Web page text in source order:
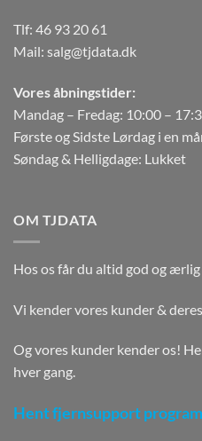
Tlf: 46 93 20 61
Mail: salg@tjdata.dk
Vores åbningstider:
Mandag – Fredag: 10:00 –
Første og Sidste Lørdag i en
Søndag & Helligdage: Lukket
OM TJDATA
Hos os får du altid god og
Vi kender vores kunder &
Og vores kunder kender os!
hver gang.
Hent fjernsupport